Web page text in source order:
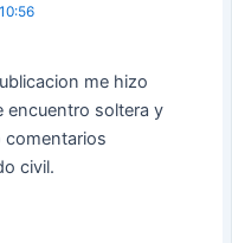
me hizo
encuentro soltera y
comentarios
civil.